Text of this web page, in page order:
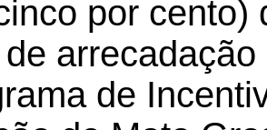
por cento)
de